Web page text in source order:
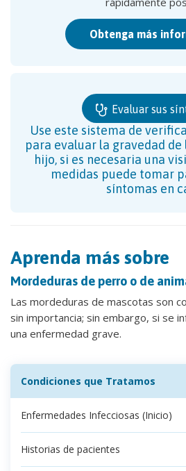
Obtenga más
Evaluar sus
Use este sistema de
para evaluar la gravedad de
hijo, si es necesaria una
medidas puede tomar
síntomas en
Aprenda más sobre
Mordeduras de perro o de
Las mordeduras de mascotas son
sin importancia; sin embargo, si se
una enfermedad grave.
Condiciones que Tratamos
Enfermedades Infecciosas (Inicio)
Historias de pacientes